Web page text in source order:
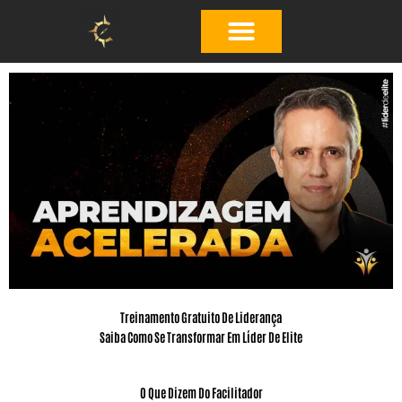
Treinamento Gratuito De Liderança
Saiba Como Se Transformar Em Líder De Elite
O Que Dizem Do Facilitador